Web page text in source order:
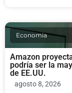
Economia
Amazon
podría ser la
de EE.UU.
agosto 8, 2026